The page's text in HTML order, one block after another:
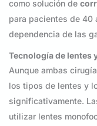
como solución de
para pacientes de 40
dependencia de las
Tecnología de lentes
Aunque ambas
los tipos de lentes y
significativamente.
utilizar lentes